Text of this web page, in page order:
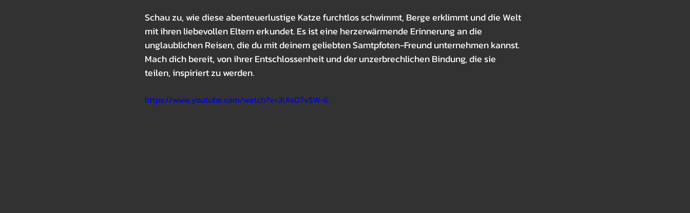
Schau zu, wie diese abenteuerlustige Katze furchtlos schwimmt, Berge erklimmt und die Welt
mit ihren liebevollen Eltern erkundet. Es ist eine herzerwärmende Erinnerung an die
unglaublichen Reisen, die du mit deinem geliebten Samtpfoten-Freund unternehmen kannst.
Mach dich bereit, von ihrer Entschlossenheit und der unzerbrechlichen Bindung, die sie
teilen, inspiriert zu werden.
https://www.youtube.com/watch?v=3iAsO7vSW-E